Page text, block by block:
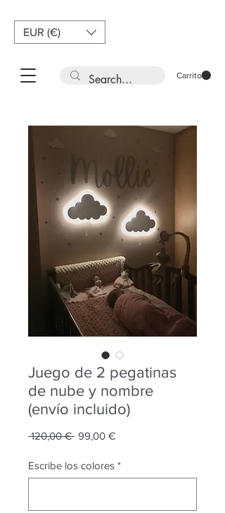
EUR (€)
Carrito
Juego de 2 pegatinas
de nube y nombre
(envío incluido)
120,00 € Precio
99,00 €Precio
oferta
Escribe los colores *